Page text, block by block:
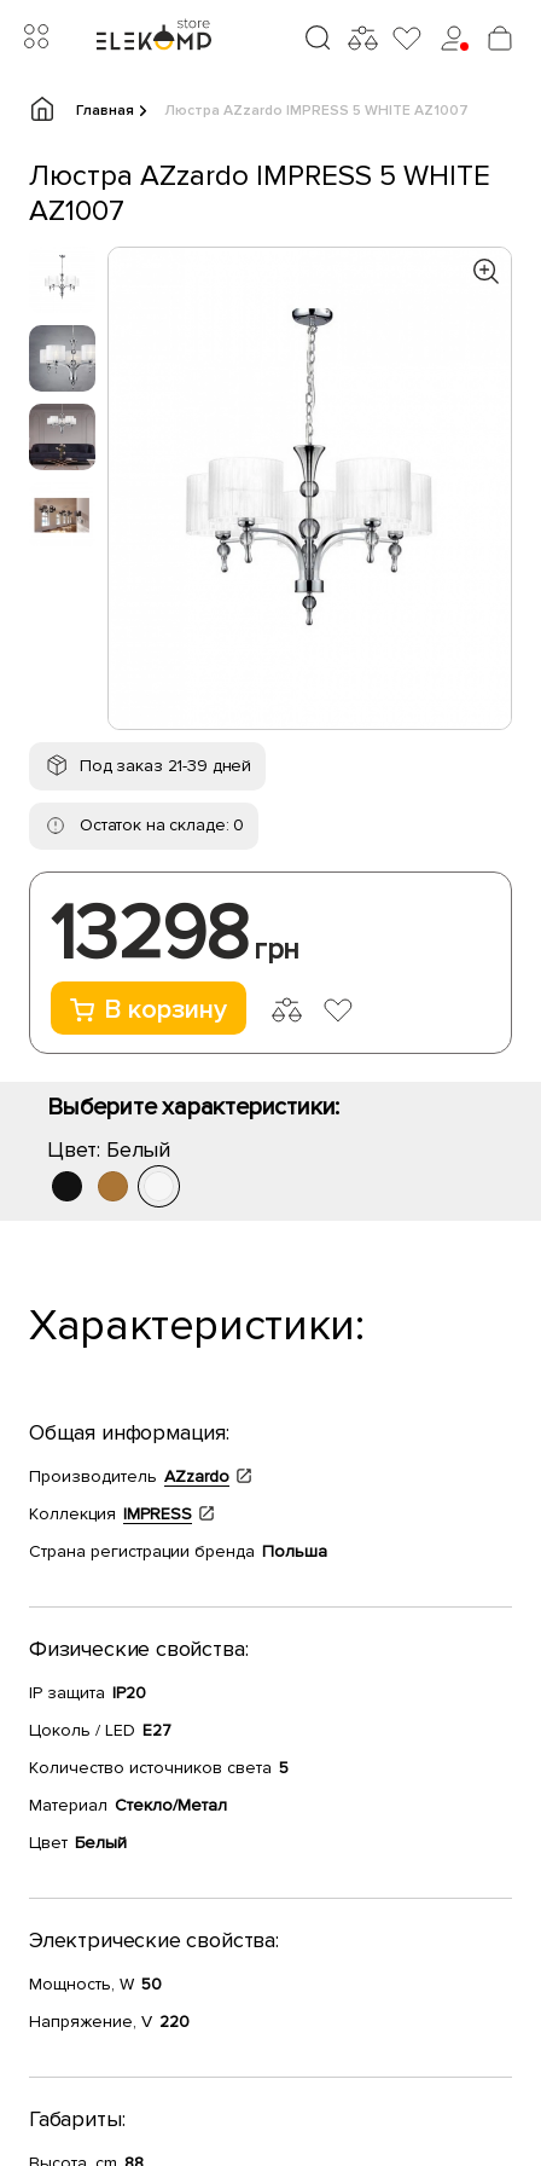
Главная Люстра AZzardo IMPRESS 5 WHITE AZ1007
Люстра AZzardo IMPRESS 5 WHITE
AZ1007
Под заказ 21-39 дней
Остаток на складе: 0
13298 грн
В корзину
Выберите характеристики:
Цвет: Белый
Характеристики:
Общая информация:
Производитель AZzardo
Коллекция IMPRESS
Страна регистрации бренда Польша
Физические свойства:
IP защита IP20
Цоколь / LED E27
Количество источников света 5
Материал Стекло/Метал
Цвет Белый
Электрические свойства:
Мощность, W 50
Напряжение, V 220
Габариты: